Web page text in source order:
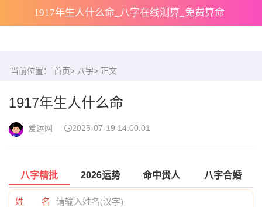
1917年生人什么命_八字在线测算_免费算命
当前位置： 首页> 八字> 正文
1917年生人什么命
爱运网 2025-07-19 14:00:01
八字精批 2026运势 命中贵人 八字合婚
姓 名